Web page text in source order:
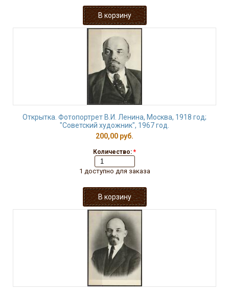
Открытка. Фотопортрет В.И. Ленина, Москва, 1918 год;
"Советский художник", 1967 год.
200,00 руб.
Количество: *
1 доступно для заказа